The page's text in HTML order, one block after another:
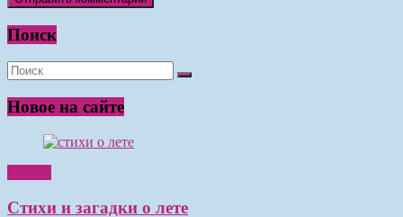
Поиск
Новое на сайте
Стихи и загадки о лете